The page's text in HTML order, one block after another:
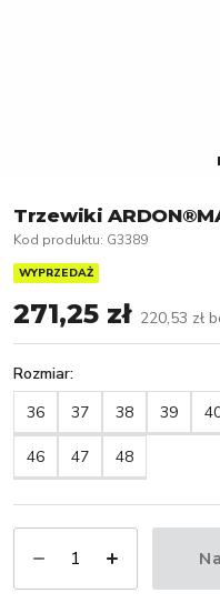
Trzewiki
Kod produktu: G3389
WYPRZEDAŻ
271,25 zł 220,53 zł
Rozmiar:
36
37 38 39
46 47 48